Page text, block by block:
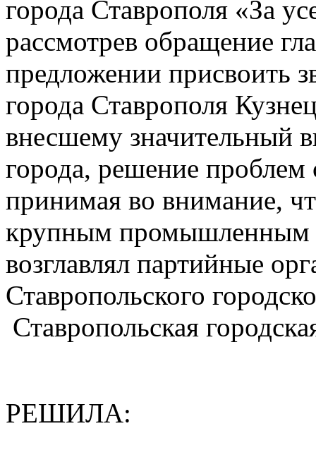
города Ставрополя «За
рассмотрев обращение
предложении присвоить
города Ставрополя
внесшему значительный
города, решение проблем
принимая во внимание,
крупным промышленным
возглавлял партийные
Ставропольского
Ставропольская
РЕШИЛА: